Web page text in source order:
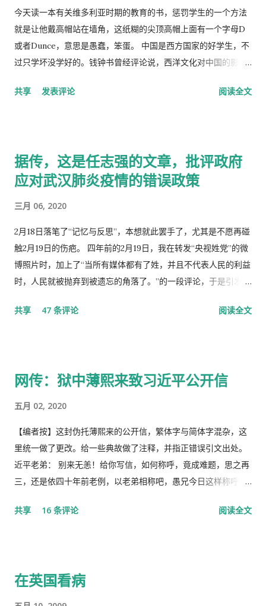
今天读一本有关维多利亚时期的教育的书，惩罚学生的一个方法
就是让他戴高帽站在墙角，这纸糊的尖顶高帽上面有一个字母D
或者Dunce，意思是愚蠢，笨蛋。 中国是西方国家的好学生，不
过只学坏没学好的。钱钟书曾经评论说，西洋文化对中国的影
不是老师往学生头上戴，而是学生往老师头上戴。
共享 发表评论 阅读全文
据传，这是任志强的文章，批评政府
应对武汉肺炎疫情的错误政策
三月 06, 2020
2月18日落笔了“记忆与反思”，本想就此罢手了，尤其是不愿再碰
触2月19日的伤疤。 四年前的2月19日，我在转发“央视姓党”的微
博照片时，加上了“当所有媒体都有了姓，并且不代表人民的利益
时，人民就被抛弃到被遗忘的角落了。”的一段评论，于是引发了
分！因此，每年的2月19日我都坚决的放下手中的笔，以守护曾经
病共同伤害的结果。 几天之后媒体上、网络上疯传着2月23日中
着比七千人大会更重要的现实意义，也被称为是一次伟大的会
议。 网上许多人在用各种方式吹嘘和吹捧这次大会的伟大意义，
并且格外的强调这次会议中最重要的党的主席的长篇讲话，是一
个鼓舞人心、英明正确的战略部署，为世界指明了防治疫情的方
特色社会主义制度的伟大胜利。“体现了”党中央对疫情形势的判
四处红旗飘舞，高举红宝书，三呼领袖“万岁、万岁、万万岁”的
共享 47 条评论 阅读全文
网传：狱中薄熙来致习近平公开信
五月 02, 2020
【编者按】这封伪托薄熙来的公开信，繁体字与简体字混杂，这
里统一做了更改。给一些典故做了注释，并指正错误引文出处。
近平老弟： 别来无恙！给你写信，如何称呼，竟成难题，思之再
三，还是依四十年前老例，以老弟相称吧，愚兄今日这样称呼
些难分难解的缘由，作为中共老一辈革命家的第一代传人，我俩
迁势易，成王败寇，你已居庙堂之颠颐指气使，拱为一尊，而我
共享 16 条评论 阅读全文
在英国看病